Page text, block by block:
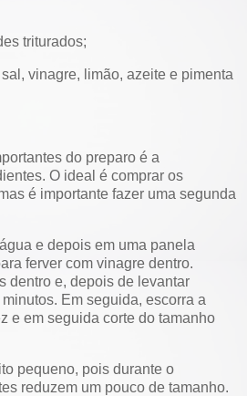
triturados;
vinagre, limão, azeite e pimenta
do preparo é a
O ideal é comprar os
é importante fazer uma segunda
e depois em uma panela
ferver com vinagre dentro.
dentro e, depois de levantar
Em seguida, escorra a
e em seguida corte do tamanho
pequeno, pois durante o
reduzem um pouco de tamanho.